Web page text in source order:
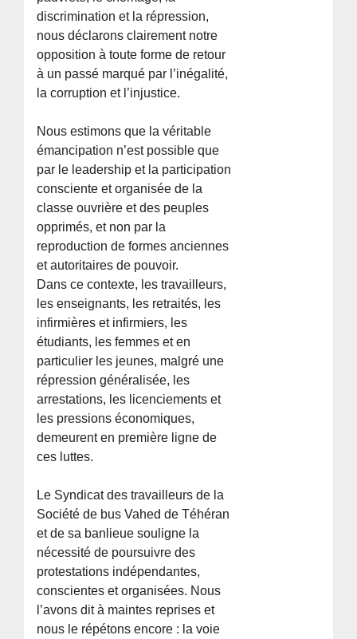
discrimination et la répression,
nous déclarons clairement notre
opposition à toute forme de retour
à un passé marqué par l’inégalité,
la corruption et l’injustice.
Nous estimons que la véritable
émancipation n’est possible que
par le leadership et la participation
consciente et organisée de la
classe ouvrière et des peuples
opprimés, et non par la
reproduction de formes anciennes
et autoritaires de pouvoir.
Dans ce contexte, les travailleurs,
les enseignants, les retraités, les
infirmières et infirmiers, les
étudiants, les femmes et en
particulier les jeunes, malgré une
répression généralisée, les
arrestations, les licenciements et
les pressions économiques,
demeurent en première ligne de
ces luttes.
Le Syndicat des travailleurs de la
Société de bus Vahed de Téhéran
et de sa banlieue souligne la
nécessité de poursuivre des
protestations indépendantes,
conscientes et organisées. Nous
l’avons dit à maintes reprises et
nous le répétons encore : la voie